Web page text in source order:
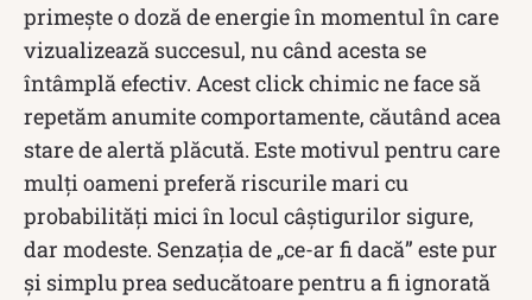
primește o doză de energie în momentul în care
vizualizează succesul, nu când acesta se
întâmplă efectiv. Acest click chimic ne face să
repetăm anumite comportamente, căutând acea
stare de alertă plăcută. Este motivul pentru care
mulți oameni preferă riscurile mari cu
probabilități mici în locul câștigurilor sigure,
dar modeste. Senzația de „ce-ar fi dacă” este pur
și simplu prea seducătoare pentru a fi ignorată